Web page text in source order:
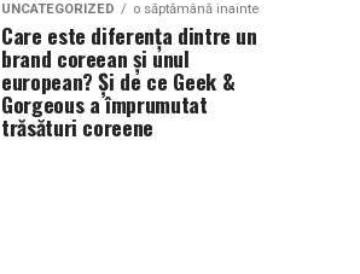
UNCATEGORIZED o săptămână inainte
Care este diferența dintre un
brand coreean și unul
european? Și de ce Geek &
Gorgeous a împrumutat
trăsături coreene